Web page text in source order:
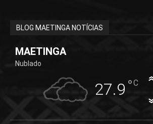
BLOG MAETINGA NOTÍCIAS
MAETINGA
Nublado
27.9 °C